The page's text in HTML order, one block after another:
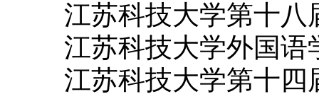
江苏科技大学第十八
江苏科技大学外国语
江苏科技大学第十四